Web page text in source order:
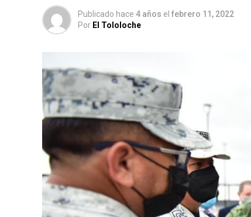
Publicado hace 4 años el febrero 11, 2022
Por El Tololoche